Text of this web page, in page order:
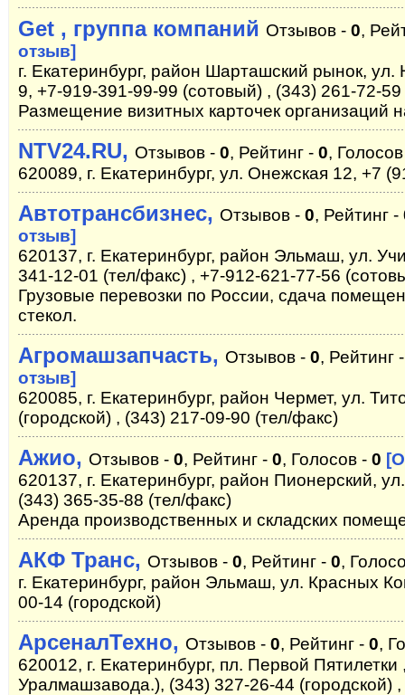
Get , группа компаний Отзывов - 0,
отзыв]
г. Екатеринбург, район Шарташский рынок,
9, +7-919-391-99-99 (сотовый) , (343) 261-72-59
Размещение визитных карточек организаций
NTV24.RU, Отзывов - 0, Рейтинг - 0,
620089, г. Екатеринбург, ул. Онежская 12, +7
Автотрансбизнес, Отзывов - 0, Рейтинг -
отзыв]
620137, г. Екатеринбург, район Эльмаш, ул.
341-12-01 (тел/факс) , +7-912-621-77-56
Грузовые перевозки по России, сдача
стекол.
Агромашзапчасть, Отзывов - 0, Рейтинг
отзыв]
620085, г. Екатеринбург, район Чермет, ул.
(городской) , (343) 217-09-90 (тел/факс)
Ажио, Отзывов - 0, Рейтинг - 0, Голосов - 0
620137, г. Екатеринбург, район Пионерский,
(343) 365-35-88 (тел/факс)
Аренда производственных и складских
АКФ Транс, Отзывов - 0, Рейтинг - 0,
г. Екатеринбург, район Эльмаш, ул. Красных
00-14 (городской)
АрсеналТехно, Отзывов - 0, Рейтинг - 0,
620012, г. Екатеринбург, пл. Первой
Уралмашзавода.), (343) 327-26-44 (городской)